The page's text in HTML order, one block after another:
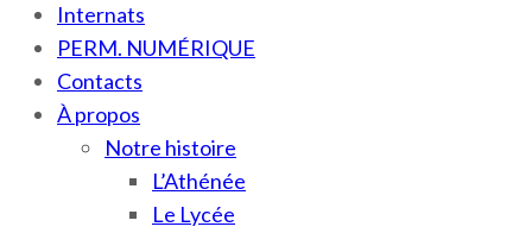
Internats
PERM. NUMÉRIQUE
Contacts
À propos
Notre histoire
L’Athénée
Le Lycée